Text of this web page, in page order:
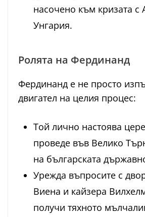
насочено към кризата с
Унгария.
Ролята на Фердинанд
Фердинанд е не просто
двигател на целия процес:
Той лично настоява
проведе във Велико
на българската
Урежда въпросите с
Виена и кайзера
получи тяхното